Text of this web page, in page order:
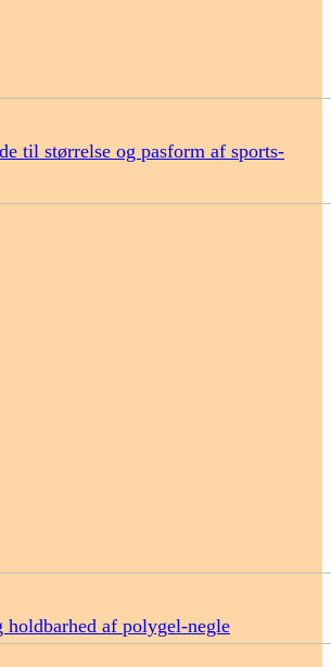
til størrelse og pasform af sports-
holdbarhed af polygel-negle